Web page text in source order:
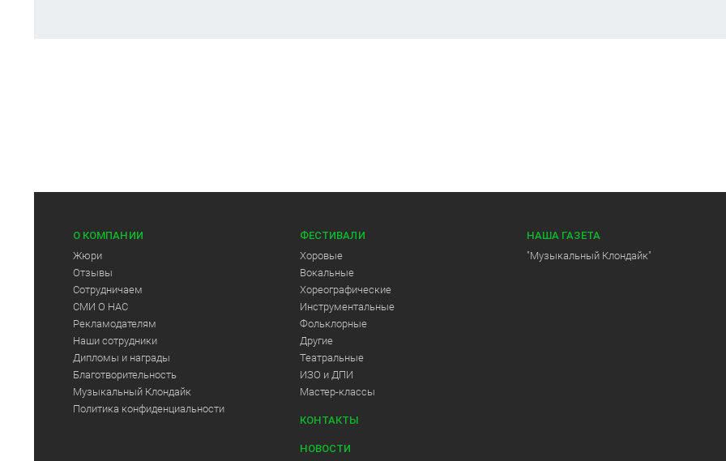
О КОМПАНИИ
Жюри
Отзывы
Сотрудничаем
СМИ О НАС
Рекламодателям
Наши сотрудники
Дипломы и награды
Благотворительность
Музыкальный Клондайк
Политика конфиденциальности
ФЕСТИВАЛИ
Хоровые
Вокальные
Хореографические
Инструментальные
Фольклорные
Другие
Театральные
ИЗО и ДПИ
Мастер-классы
КОНТАКТЫ
НОВОСТИ
НАША ГАЗЕТА
"Музыкальный Клондайк"
Арт-Центр